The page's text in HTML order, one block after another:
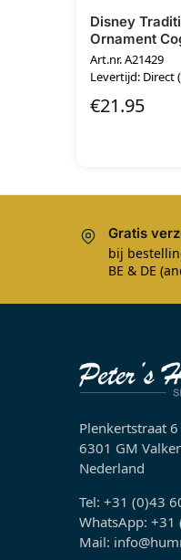
Disney
Ornament
Art.nr. A21429
Levertijd: Direct
€21.95
Gratis
bij
BE & DE
Plenkertstraat 6
6301 GM
Nederland
Tel: +31 (0)43
WhatsApp:
Mail: